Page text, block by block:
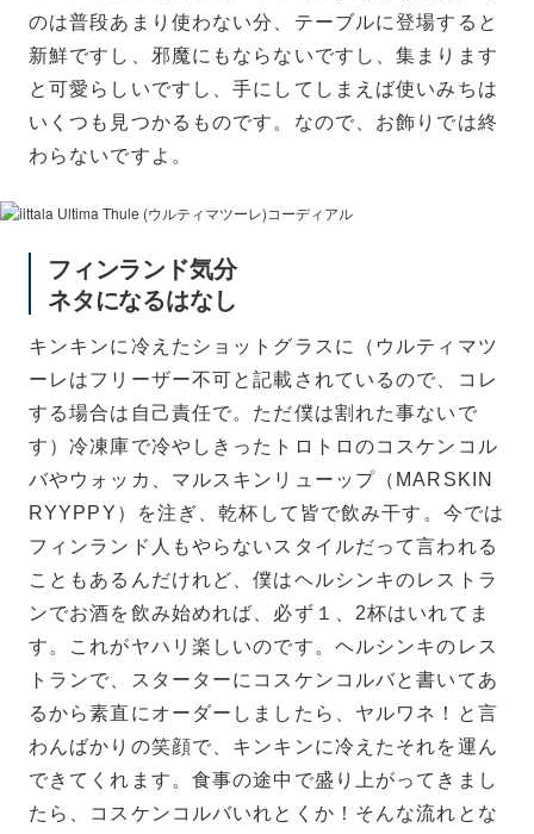
のは普段あまり使わない分、テーブルに登場すると
新鮮ですし、邪魔にもならないですし、集まります
と可愛らしいですし、手にしてしまえば使いみちは
いくつも見つかるものです。なので、お飾りでは終
わらないですよ。
フィンランド気分
ネタになるはなし
キンキンに冷えたショットグラスに（ウルティマツ
ーレはフリーザー不可と記載されているので、コレ
する場合は自己責任で。ただ僕は割れた事ないで
す）冷凍庫で冷やしきったトロトロのコスケンコル
バやウォッカ、マルスキンリューップ（MARSKIN
RYYPPY）を注ぎ、乾杯して皆で飲み干す。今では
フィンランド人もやらないスタイルだって言われる
こともあるんだけれど、僕はヘルシンキのレストラ
ンでお酒を飲み始めれば、必ず１、2杯はいれてま
す。これがヤハリ楽しいのです。ヘルシンキのレス
トランで、スターターにコスケンコルバと書いてあ
るから素直にオーダーしましたら、ヤルワネ！と言
わんばかりの笑顔で、キンキンに冷えたそれを運ん
できてくれます。食事の途中で盛り上がってきまし
たら、コスケンコルバいれとくか！そんな流れとな